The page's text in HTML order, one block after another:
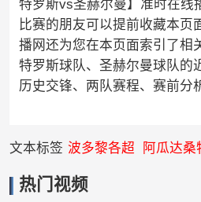
特罗斯vs圣赫尔曼】准时在线
比赛的朋友可以提前收藏本页
播网还为您在本页面索引了相
特罗斯球队、圣赫尔曼球队的
历史交锋、两队赛程、赛前分
文本标签 波多黎各超 阿瓜达桑
热门视频